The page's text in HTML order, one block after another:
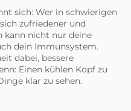
sich: Wer in schwierigen
zufriedener und
kann nicht nur deine
dein Immunsystem.
dabei, bessere
Einen kühlen Kopf zu
klar zu sehen.